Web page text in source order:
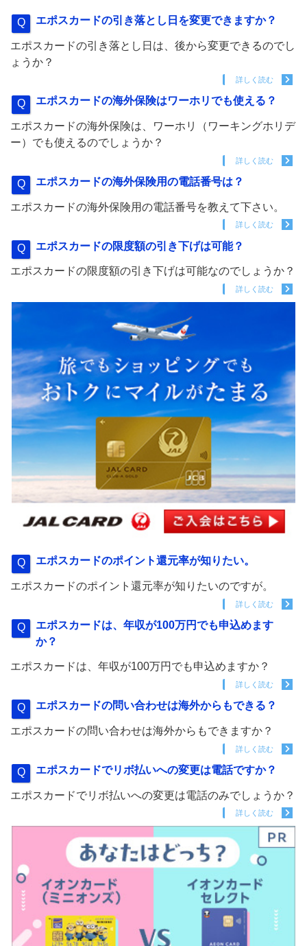
エポスカードの引き落とし日を変更できますか？
エポスカードの引き落とし日は、後から変更できるのでし
ょうか？
詳しく読む
エポスカードの海外保険はワーホリでも使える？
エポスカードの海外保険は、ワーホリ（ワーキングホリデ
ー）でも使えるのでしょうか？
詳しく読む
エポスカードの海外保険用の電話番号は？
エポスカードの海外保険用の電話番号を教えて下さい。
詳しく読む
エポスカードの限度額の引き下げは可能？
エポスカードの限度額の引き下げは可能なのでしょうか？
詳しく読む
エポスカードのポイント還元率が知りたい。
エポスカードのポイント還元率が知りたいのですが。
詳しく読む
エポスカードは、年収が100万円でも申込めます
か？
エポスカードは、年収が100万円でも申込めますか？
詳しく読む
エポスカードの問い合わせは海外からもできる？
エポスカードの問い合わせは海外からもできますか？
詳しく読む
エポスカードでリボ払いへの変更は電話ですか？
エポスカードでリボ払いへの変更は電話のみでしょうか？
詳しく読む